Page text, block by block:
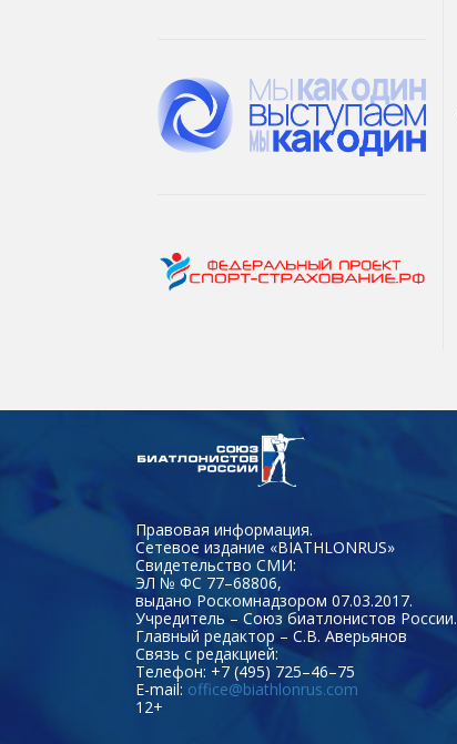
Правовая информация.
Сетевое издание «BIATHLONRUS»
Свидетельство СМИ:
ЭЛ № ФС 77–68806,
выдано Роскомнадзором 07.03.2017.
Учредитель – Союз биатлонистов России.
Главный редактор – С.В. Аверьянов
Связь с редакцией:
Телефон: +7 (495) 725–46–75
E-mail: office@biathlonrus.com
12+